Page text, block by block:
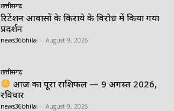
छत्तीसगढ़
रिटेंशन आवासों के किराये के विरोध में किया गया
प्रदर्शन
news36bhilai August 9, 2026
छत्तीसगढ़
आज का पूरा राशिफल — 9 अगस्त 2026,
रविवार
news36bhilai August 9, 2026